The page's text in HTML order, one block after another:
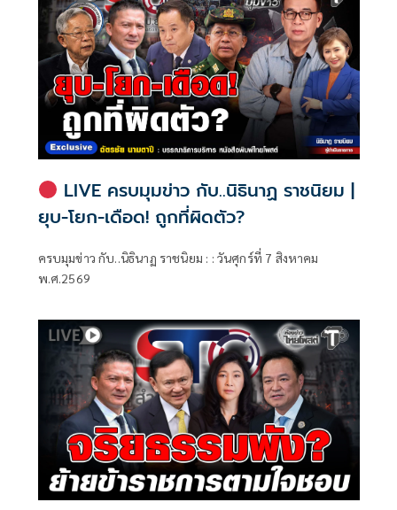
LIVE ครบมุมข่าว กับ..นิธินาฏ ราชนิยม |
ยุบ-โยก-เดือด! ถูกที่ผิดตัว?
ครบมุมข่าว กับ..นิธินาฏ ราชนิยม : : วันศุกร์ที่ 7 สิงหาคม
พ.ศ.2569